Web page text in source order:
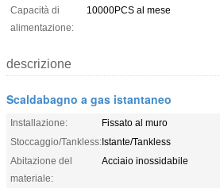
Capacità di
alimentazione:
10000PCS al mese
descrizione
Scaldabagno a gas istantaneo
Installazione:
Fissato al muro
Stoccaggio/Tankless:Istante/Tankless
Abitazione del
materiale:
Acciaio inossidabile